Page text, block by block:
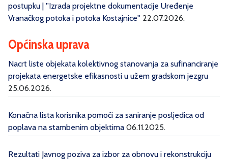
postupku | ''Izrada projektne dokumentacije Uređenje
Vranačkog potoka i potoka Kostajnice'' 22.07.2026.
Općinska uprava
Nacrt liste objekata kolektivnog stanovanja za sufinanciranje
projekata energetske efikasnosti u užem gradskom jezgru
25.06.2026.
Konačna lista korisnika pomoći za saniranje posljedica od
poplava na stambenim objektima 06.11.2025.
Rezultati Javnog poziva za izbor za obnovu i rekonstrukciju